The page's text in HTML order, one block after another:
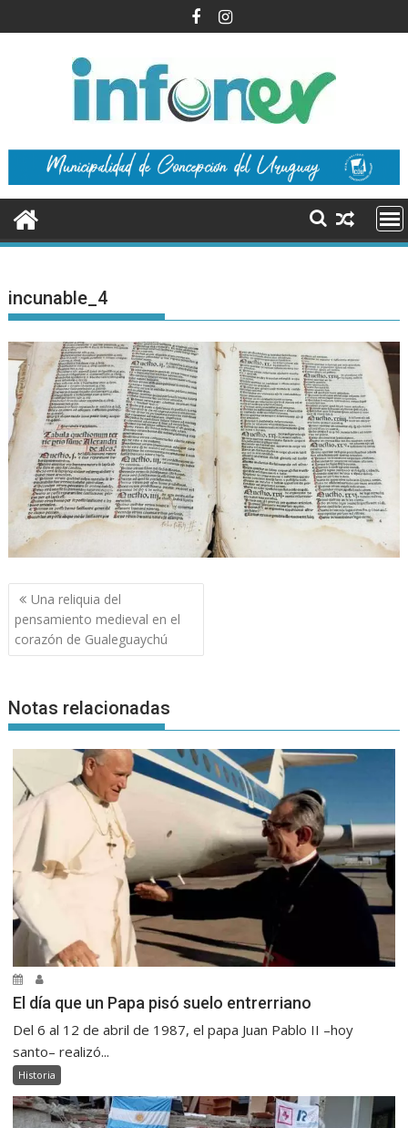
al
incunable_4
Navegación
de
entradas
Una reliquia del
pensamiento medieval en el
corazón de Gualeguaychú
Notas relacionadas
El día que un Papa pisó suelo entrerriano
Del 6 al 12 de abril de 1987, el papa Juan Pablo II –hoy
santo– realizó...
Historia